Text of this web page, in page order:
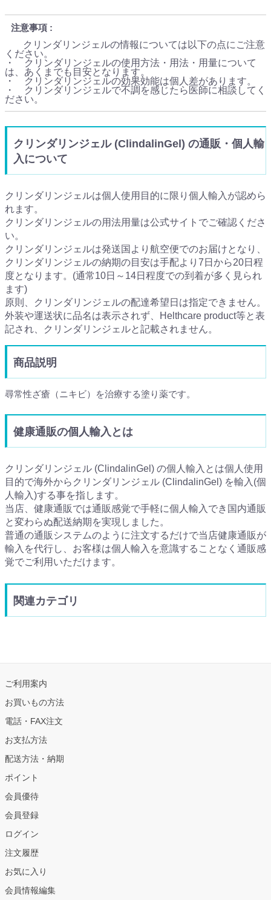
注意事項
クリンダリンジェルの情報については以下の点にご注意
ください。
・ クリンダリンジェルの使用方法・用法・用量について
は、あくまでも目安となります。
・ クリンダリンジェルの効果効能は個人差があります。
・ クリンダリンジェルで不調を感じたら医師に相談してく
ださい。
クリンダリンジェル (ClindalinGel) の通販・個人輸
入について
クリンダリンジェルは個人使用目的に限り個人輸入が認めら
れます。
クリンダリンジェルの用法用量は公式サイトでご確認くださ
い。
クリンダリンジェルは発送国より航空便でのお届けとなり、
クリンダリンジェルの納期の目安は手配より7日から20日程
度となります。(通常10日～14日程度での到着が多く見られ
ます)
原則、クリンダリンジェルの配達希望日は指定できません。
外装や運送状に品名は表示されず、Helthcare product等と表
記され、クリンダリンジェルと記載されません。
商品説明
尋常性ざ瘡（ニキビ）を治療する塗り薬です。
健康通販の個人輸入とは
クリンダリンジェル (ClindalinGel) の個人輸入とは個人使用
目的で海外からクリンダリンジェル (ClindalinGel) を輸入(個
人輸入)する事を指します。
当店、健康通販では通販感覚で手軽に個人輸入でき国内通販
と変わらぬ配送納期を実現しました。
普通の通販システムのように注文するだけで当店健康通販が
輸入を代行し、お客様は個人輸入を意識することなく通販感
覚でご利用いただけます。
関連カテゴリ
ご利用案内
お買いもの方法
電話・FAX注文
お支払方法
配送方法・納期
ポイント
会員優待
会員登録
ログイン
注文履歴
お気に入り
会員情報編集